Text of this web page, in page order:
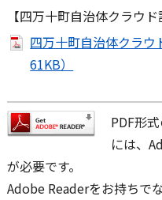
【四万十町自治体クラウ
四万十町自治体クラウ
61KB）
PDF形
には、
が必要です。
Adobe Readerをお持ちで